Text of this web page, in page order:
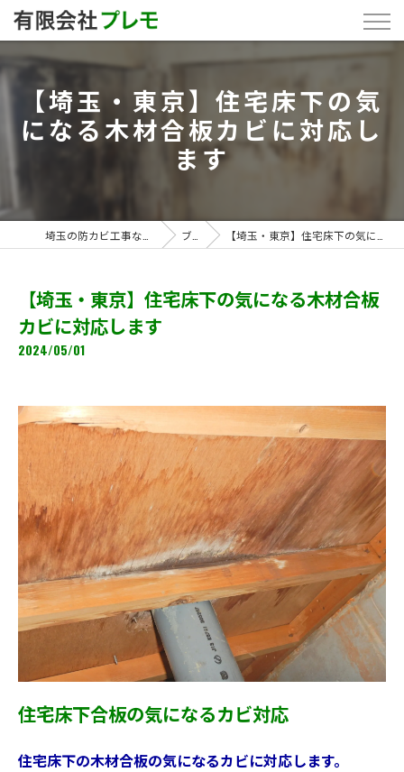
【埼玉・東京】住宅床下の気
になる木材合板カビに対応し
ます
ブログ 【埼玉・東京】住宅床下の気になる木材合板カビに対応します
【埼玉・東京】住宅床下の気になる木材合板
カビに対応します
2024/05/01
住宅床下合板の気になるカビ対応
住宅床下の木材合板の気になるカビに対応します。